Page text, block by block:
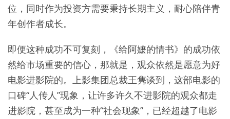
位，同时作为投资方需要秉持长期主义，耐心陪伴青
年创作者成长。
即便这种成功不可复刻，《给阿嬷的情书》的成功依
然给市场重要的信心，那就是，观众依然是愿意为好
电影进影院的。上影集团总裁王隽谈到，这部电影的
口碑“人传人”现象，让许多许久不进影院的观众都走
进影院，甚至成为一种“社会现象”，已经超越了电影